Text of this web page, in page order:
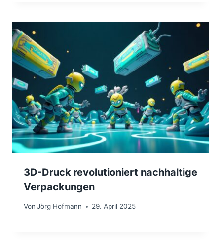
3D-Druck revolutioniert nachhaltige
Verpackungen
Von Jörg Hofmann 29. April 2025